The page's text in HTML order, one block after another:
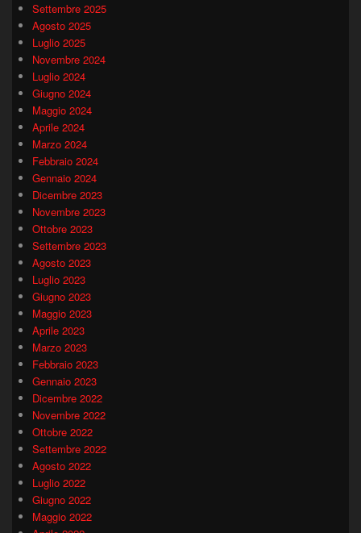
Settembre 2025
Agosto 2025
Luglio 2025
Novembre 2024
Luglio 2024
Giugno 2024
Maggio 2024
Aprile 2024
Marzo 2024
Febbraio 2024
Gennaio 2024
Dicembre 2023
Novembre 2023
Ottobre 2023
Settembre 2023
Agosto 2023
Luglio 2023
Giugno 2023
Maggio 2023
Aprile 2023
Marzo 2023
Febbraio 2023
Gennaio 2023
Dicembre 2022
Novembre 2022
Ottobre 2022
Settembre 2022
Agosto 2022
Luglio 2022
Giugno 2022
Maggio 2022